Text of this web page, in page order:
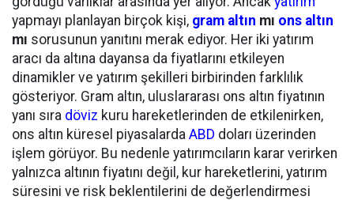
yapmayı planlayan birçok kişi, gram altın mı ons altın
mı sorusunun yanıtını merak ediyor. Her iki yatırım
aracı da altına dayansa da fiyatlarını etkileyen
dinamikler ve yatırım şekilleri birbirinden farklılık
gösteriyor. Gram altın, uluslararası ons altın fiyatının
yanı sıra döviz kuru hareketlerinden de etkilenirken,
ons altın küresel piyasalarda ABD doları üzerinden
işlem görüyor. Bu nedenle yatırımcıların karar verirken
yalnızca altının fiyatını değil, kur hareketlerini, yatırım
süresini ve risk beklentilerini de değerlendirmesi